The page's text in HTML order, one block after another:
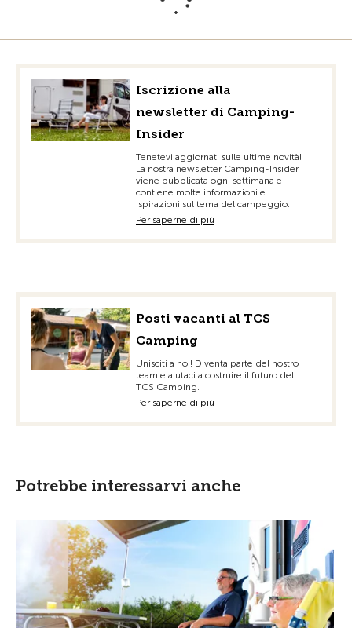
Iscrizione alla
newsletter di Camping-
Insider
Tenetevi aggiornati sulle ultime novità!
La nostra newsletter Camping-Insider
viene pubblicata ogni settimana e
contiene molte informazioni e
ispirazioni sul tema del campeggio.
Per saperne di più
Posti vacanti al TCS
Camping
Unisciti a noi! Diventa parte del nostro
team e aiutaci a costruire il futuro del
TCS Camping.
Per saperne di più
Potrebbe interessarvi anche